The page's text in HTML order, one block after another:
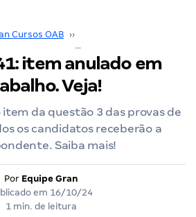
Cursos OAB ››
item anulado em
Veja!
item da questão 3 das provas de
os candidatos receberão a
Saiba mais!
Por Equipe Gran
em 16/10/24
1 min. de leitura